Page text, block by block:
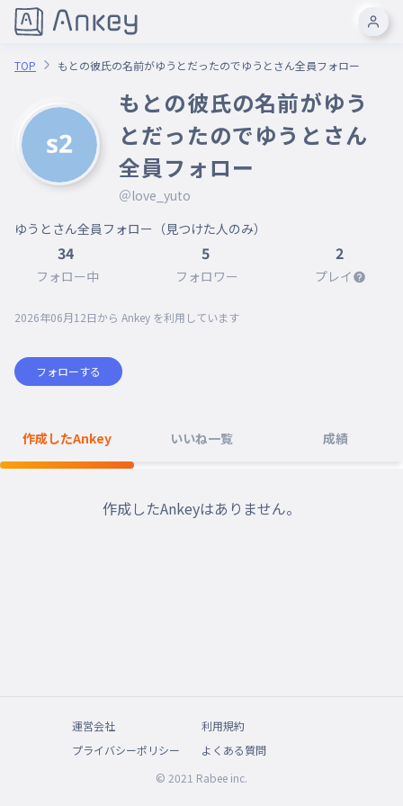
TOP もとの彼氏の名前がゆうとだったのでゆうとさん全員フォロー
もとの彼氏の名前がゆう
とだったのでゆうとさん
全員フォロー
＠love_yuto
ゆうとさん全員フォロー（見つけた人のみ）
34
フォロー中
5
フォロワー
2
プレイ
2026年06月12日から Ankey を利用しています
フォローする
作成したAnkey いいね一覧 成績
作成したAnkeyはありません。
運営会社
利用規約
プライバシーポリシー
よくある質問
© 2021 Rabee inc.